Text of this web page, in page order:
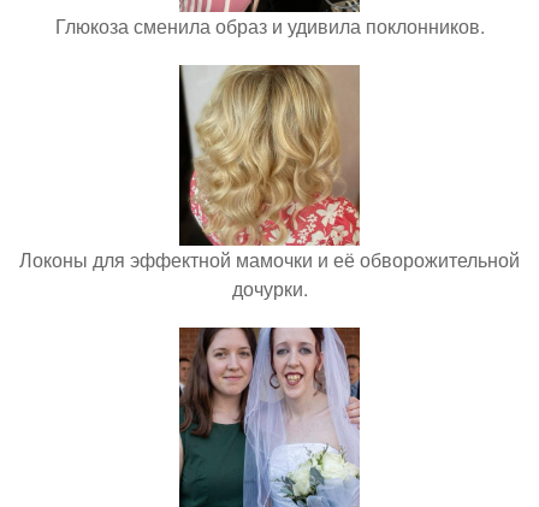
Глюкоза сменила образ и удивила поклонников.
Локоны для эффектной мамочки и её обворожительной
дочурки.